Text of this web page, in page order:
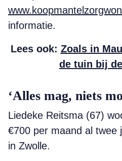
informatie.
Lees ook: Zoals in
de tuin bij
‘Alles mag, niets
Liedeke Reitsma (67)
€700 per maand al twee
in Zwolle.